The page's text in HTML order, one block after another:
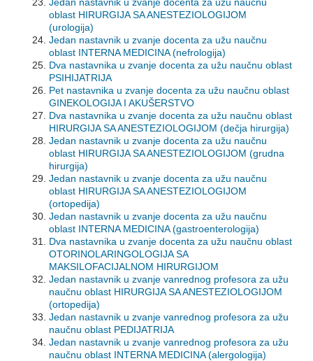
oblast HIRURGIJA SA ANESTEZIOLOGIJOM
(urologija)
Jedan nastavnik u zvanje docenta za užu naučnu
oblast INTERNA MEDICINA (nefrologija)
Dva nastavnika u zvanje docenta za užu naučnu oblast
PSIHIJATRIJA
Pet nastavnika u zvanje docenta za užu naučnu oblast
GINEKOLOGIJA I AKUŠERSTVO
Dva nastavnika u zvanje docenta za užu naučnu oblast
HIRURGIJA SA ANESTEZIOLOGIJOM (dečja hirurgija)
Jedan nastavnik u zvanje docenta za užu naučnu
oblast HIRURGIJA SA ANESTEZIOLOGIJOM (grudna
hirurgija)
Jedan nastavnik u zvanje docenta za užu naučnu
oblast HIRURGIJA SA ANESTEZIOLOGIJOM
(ortopedija)
Jedan nastavnik u zvanje docenta za užu naučnu
oblast INTERNA MEDICINA (gastroenterologija)
Dva nastavnika u zvanje docenta za užu naučnu oblast
OTORINOLARINGOLOGIJA SA
MAKSILOFACIJALNOM HIRURGIJOM
Jedan nastavnik u zvanje vanrednog profesora za užu
naučnu oblast HIRURGIJA SA ANESTEZIOLOGIJOM
(ortopedija)
Jedan nastavnik u zvanje vanrednog profesora za užu
naučnu oblast PEDIJATRIJA
Jedan nastavnik u zvanje vanrednog profesora za užu
naučnu oblast INTERNA MEDICINA (alergologija)